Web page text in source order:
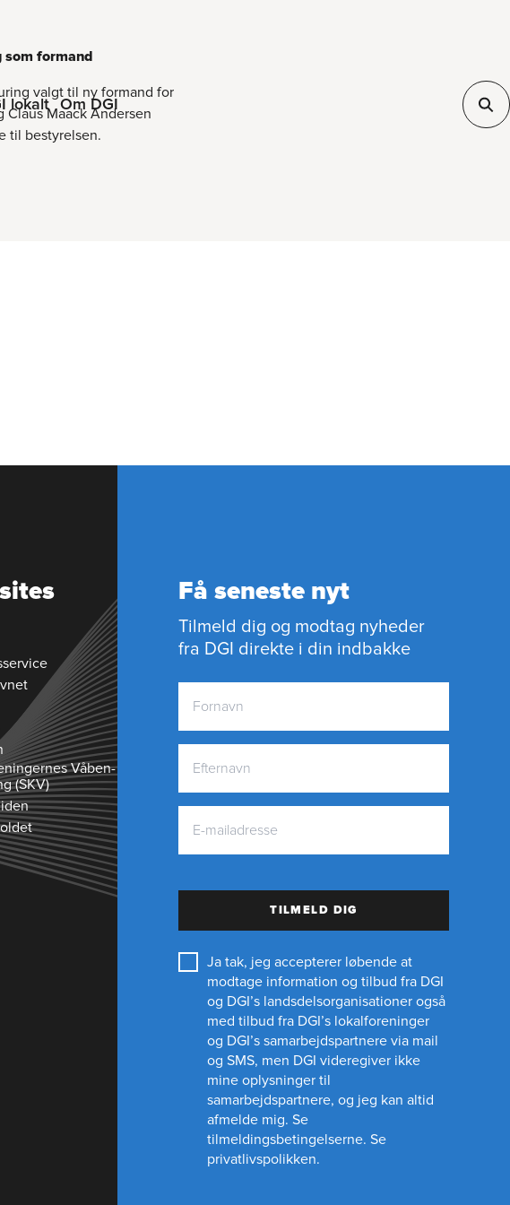
lokalt Om DGI
som formand
valgt til ny formand for
Maack Andersen
til bestyrelsen.
Våben­
(SKV)
Få seneste nyt
Tilmeld dig og modtag nyheder
fra DGI direkte i din indbakke
TILMELD DIG
Ja tak, jeg accepterer løbende at
modtage information og tilbud fra DGI
og DGI’s landsdelsorganisationer også
med tilbud fra DGI’s lokalforeninger
og DGI’s samarbejdspartnere via mail
og SMS, men DGI videregiver ikke
mine oplysninger til
samarbejdspartnere, og jeg kan altid
afmelde mig. Se
tilmeldingsbetingelserne. Se
privatlivspolikken.